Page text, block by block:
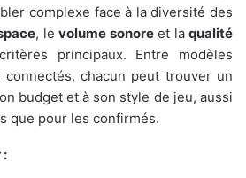
complexe face à la diversité des
, levolume sonoreet laqualité
principaux. Entre modèles
chacun peut trouver un
budget et à son style de jeu, aussi
que pour les confirmés.
: